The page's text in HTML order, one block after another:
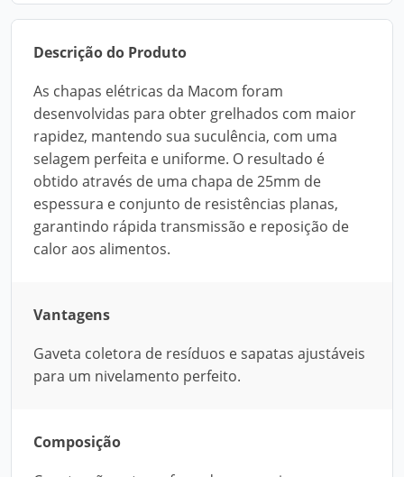
Descrição do Produto
As chapas elétricas da Macom foram
desenvolvidas para obter grelhados com maior
rapidez, mantendo sua suculência, com uma
selagem perfeita e uniforme. O resultado é
obtido através de uma chapa de 25mm de
espessura e conjunto de resistências planas,
garantindo rápida transmissão e reposição de
calor aos alimentos.
Vantagens
Gaveta coletora de resíduos e sapatas ajustáveis
para um nivelamento perfeito.
Composição